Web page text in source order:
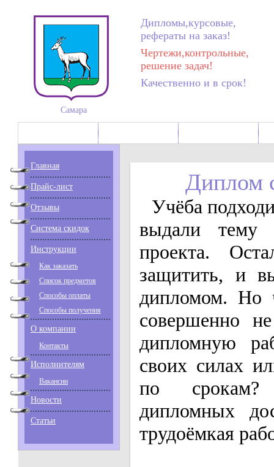
Самара
Дипломы,курсовые,
рефераты на заказ!
Чертежи,контрольные,
решение задач!
Качественно и в срок!
Главная
Прайс-лист
Отзывы
Система скидок
Инструкции
Как заказать
Список предметов
Способы оплаты
Способы получения
О компании
Контакты
Исполнителям
Вакансии
Новости
Статьи
Диплом
Учёба
выдали тему
проекта.
защитить, и
дипломом. Но
совершенно
дипломную
своих силах
по срокам?
дипломных
трудоёмкая